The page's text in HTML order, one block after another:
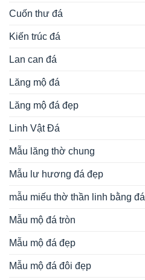
Cuốn thư đá
Kiến trúc đá
Lan can đá
Lăng mộ đá
Lăng mộ đá đẹp
Linh Vật Đá
Mẫu lăng thờ chung
Mẫu lư hương đá đẹp
mẫu miếu thờ thần linh bằng đá
Mẫu mộ đá tròn
Mẫu mộ đá đẹp
Mẫu mộ đá đôi đẹp